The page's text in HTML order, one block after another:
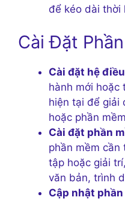
để kéo dài thời
Cài Đặt
Cài đặt hệ
hành mới hoặc
hiện tại để giải
hoặc phần
Cài đặt phần
phần mềm cần
tập hoặc giải
văn bản, trình
Cập nhật phần